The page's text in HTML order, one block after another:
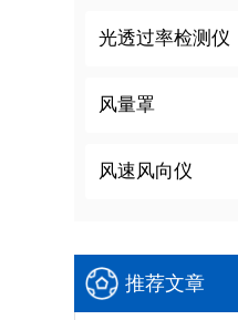
光透过率检测仪
风量罩
风速风向仪
推荐文章